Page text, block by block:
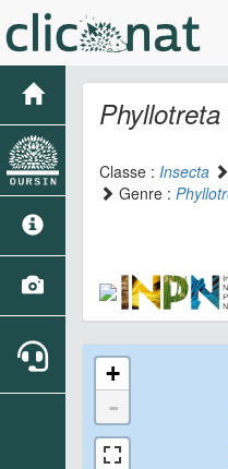
Classe : Insecta
Genre :
+
-